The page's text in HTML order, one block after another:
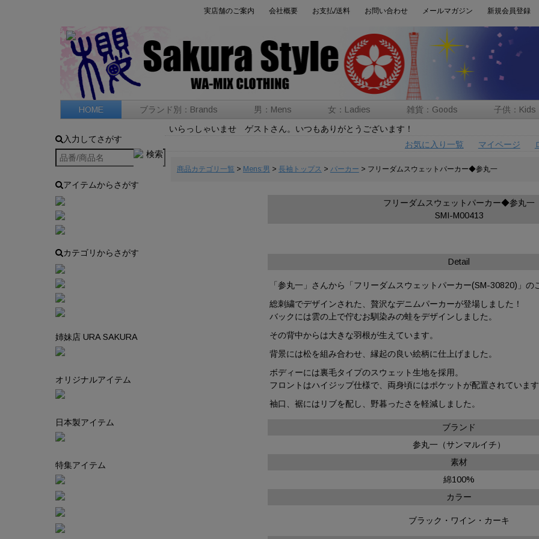
実店舗のご案内 会社概要 お支払/送料 お問い合わせ メールマガジン 新規会員登録
HOME ブランド別：Brands 男：Mens 女：Ladies 雑貨：Goods 子供：Kids
入力してさがす
アイテムからさがす
カテゴリからさがす
姉妹店 URA SAKURA
オリジナルアイテム
日本製アイテム
特集アイテム
いらっしゃいませ ゲストさん。いつもありがとうございます！
お気に入り一覧
マイページ
商品カテゴリ一覧 > Mens:男 > 長袖トップス > パーカー > フリーダムスウェットパーカー◆参丸一
フリーダムスウェットパーカー◆参丸一
SMI-M00413
Detail
「参丸一」さんから「フリーダムスウェットパーカー(SM-30820)」の
総刺繍でデザインされた、贅沢なデニムパーカーが登場しました！
バックには雲の上で佇むお馴染みの蛙をデザインしました。
その背中からは大きな羽根が生えています。
背景には松を組み合わせ、縁起の良い絵柄に仕上げました。
ボディーには裏毛タイプのスウェット生地を採用。
フロントはハイジップ仕様で、両身頃にはポケットが配置されています
袖口、裾にはリブを配し、野暮ったさを軽減しました。
ブランド
参丸一（サンマルイチ）
素材
綿100%
カラー
ブラック・ワイン・カーキ